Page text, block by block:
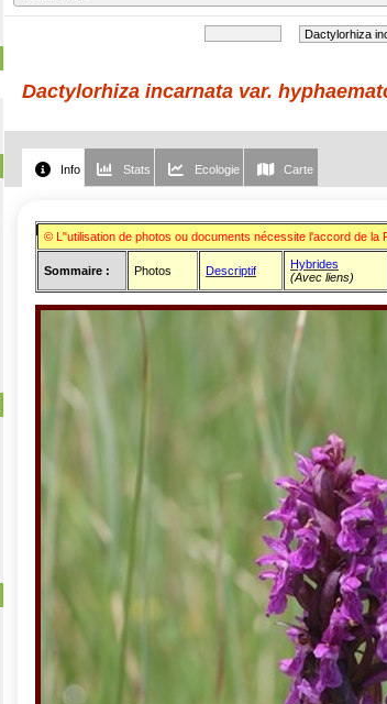
Dactylorhiza incarnata var.
Info Stats Ecologie Carte
Famille : Orchidées
© L"utilisation de photos ou documents nécessite l'accord de la
Sommaire : Photos Descriptif
Hybrides
(Avec liens)